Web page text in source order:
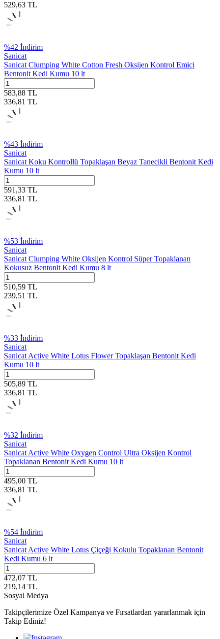
529,63 TL
%42 İndirim
Sanicat
Sanicat Clumping White Cotton Fresh Oksijen Kontrol Emici
Bentonit Kedi Kumu 10 lt
583,88 TL
336,81 TL
%43 İndirim
Sanicat
Sanicat Koku Kontrollü Topaklaşan Beyaz Tanecikli Bentonit Kedi
Kumu 10 lt
591,33 TL
336,81 TL
%53 İndirim
Sanicat
Sanicat Clumping White Oksijen Kontrol Süper Topaklanan
Kokusuz Bentonit Kedi Kumu 8 lt
510,59 TL
239,51 TL
%33 İndirim
Sanicat
Sanicat Active White Lotus Flower Topaklaşan Bentonit Kedi
Kumu 10 lt
505,89 TL
336,81 TL
%32 İndirim
Sanicat
Sanicat Active White Oxygen Control Ultra Oksijen Kontrol
Topaklanan Bentonit Kedi Kumu 10 lt
495,00 TL
336,81 TL
%54 İndirim
Sanicat
Sanicat Active White Lotus Çiçeği Kokulu Topaklanan Bentonit
Kedi Kumu 6 lt
472,07 TL
219,14 TL
Sosyal Medya
Takipçilerimize Özel Kampanya ve Fırsatlardan yararlanmak için
Takip Ediniz!